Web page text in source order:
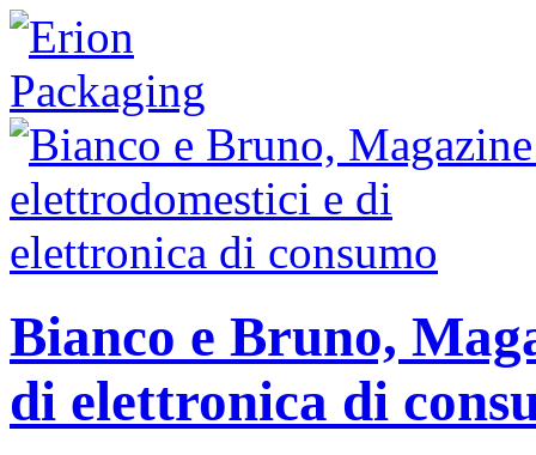
Bianco e Bruno,
di elettronica di